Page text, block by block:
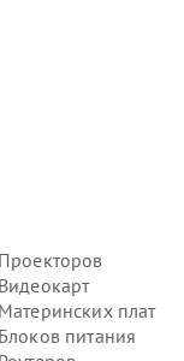
Проекторов
Видеокарт
Материнских плат
Блоков питания